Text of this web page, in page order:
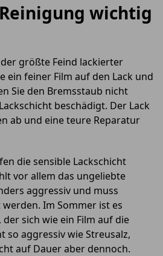
wichtig
größte Feind lackierter
ein feiner Film auf den Lack und
Sie den Bremsstaub nicht
beschädigt. Der Lack
ab und eine teure Reparatur
die sensible Lackschicht
vor allem das ungeliebte
aggressiv und muss
Im Sommer ist es
sich wie ein Film auf die
so aggressiv wie Streusalz,
auf Dauer aber dennoch.